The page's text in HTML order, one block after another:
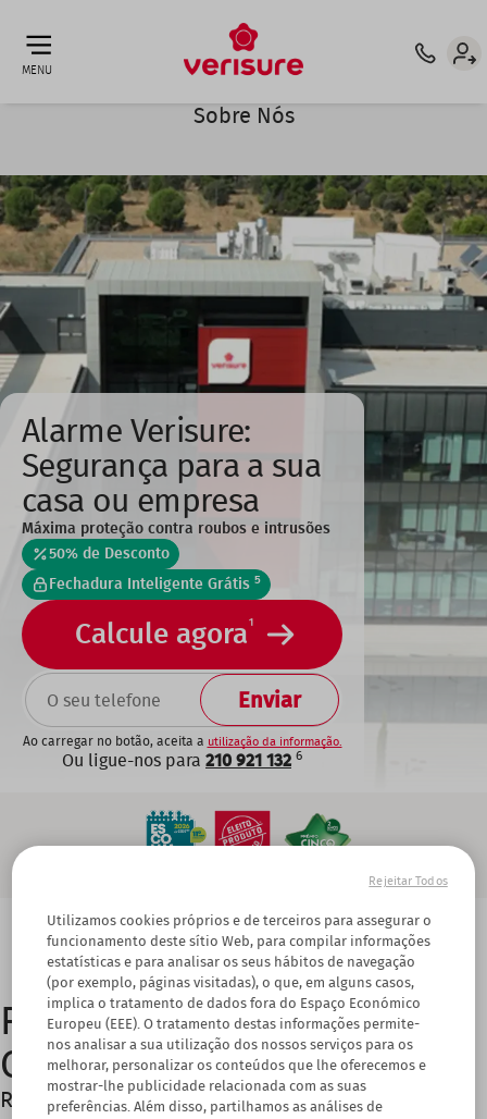
menu
MENU
Sobre Nós
Alarme Verisure:
Segurança para a sua
casa ou empresa
Máxima proteção contra roubos e intrusões
50% de Desconto
Fechadura Inteligente Grátis 5
Calcule agora1
TELEFONE
Ao carregar no botão, aceita a utilização da informação.
Ou ligue-nos para 210 921 132 6
Breadcrumb
Home Responsabilidade Social
Responsabilidade Social
Corporativa
Responsabilidade Social na Verisure
Utilizamos cookies próprios e de terceiros para assegurar o
funcionamento deste sítio Web, para compilar informações
estatísticas e para analisar os seus hábitos de navegação
(por exemplo, páginas visitadas), o que, em alguns casos,
implica o tratamento de dados fora do Espaço Económico
Europeu (EEE). O tratamento destas informações permite-
nos analisar a sua utilização dos nossos serviços para os
melhorar, personalizar os conteúdos que lhe oferecemos e
mostrar-lhe publicidade relacionada com as suas
preferências. Além disso, partilhamos as análises de
Rejeitar Todos